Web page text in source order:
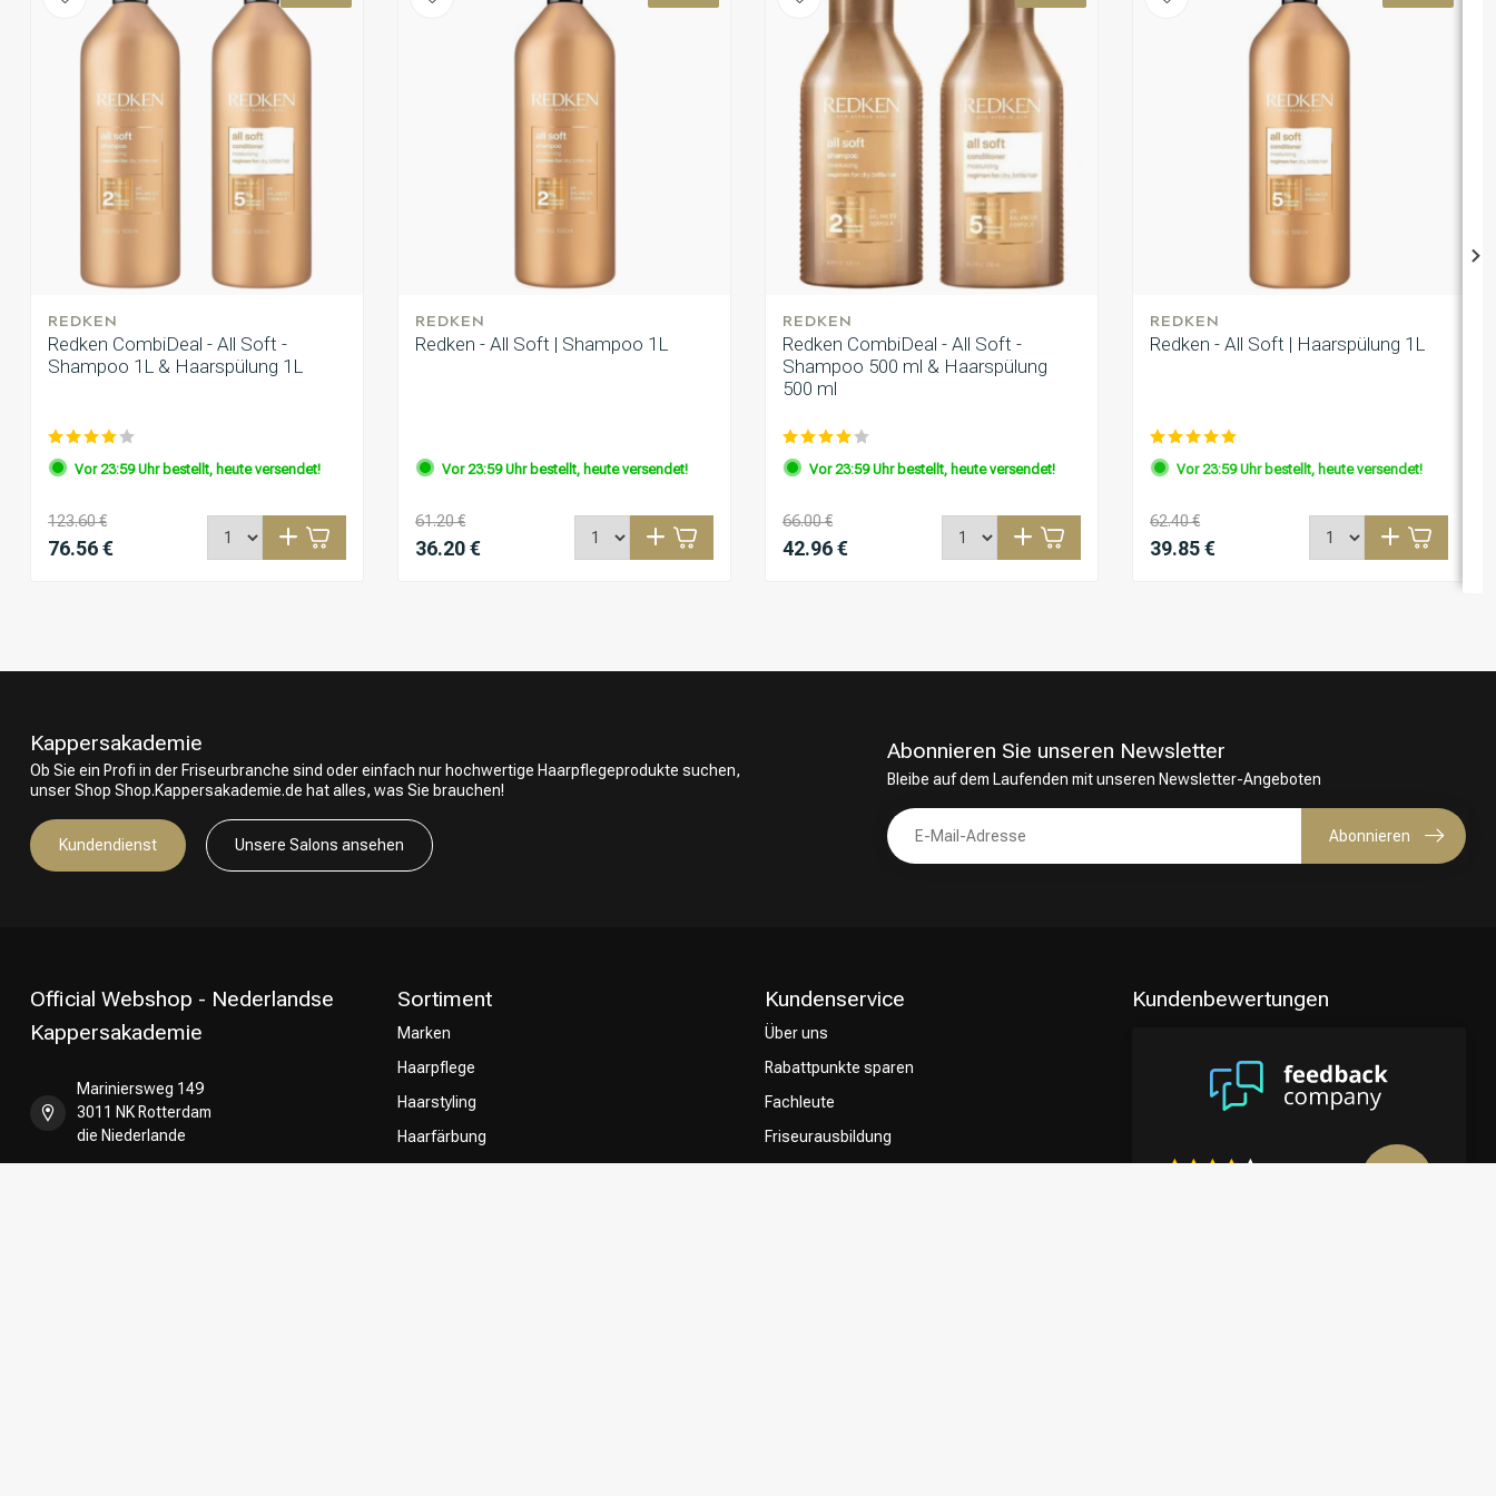
REDKEN
Redken CombiDeal - All Soft -
Shampoo 1L & Haarspülung 1L
Vor 23:59 Uhr bestellt, heute versendet!
123.60 €
76.56 €
REDKEN
Redken - All Soft | Shampoo 1L
Vor 23:59 Uhr bestellt, heute versendet!
61.20 €
36.20 €
REDKEN
Redken CombiDeal - All Soft -
Shampoo 500 ml & Haarspülung
500 ml
Vor 23:59 Uhr bestellt, heute versendet!
66.00 €
42.96 €
REDKEN
Redken - All Soft | Haarspülung 1L
Vor 23:59 Uhr bestellt, heute versendet!
62.40 €
39.85 €
Kappersakademie
Ob Sie ein Profi in der Friseurbranche sind oder einfach nur hochwertige Haarpflegeprodukte suchen,
unser Shop Shop.Kappersakademie.de hat alles, was Sie brauchen!
Kundendienst Unsere Salons ansehen
Abonnieren Sie unseren Newsletter
Bleibe auf dem Laufenden mit unseren Newsletter-Angeboten
Abonnieren
Official Webshop - Nederlandse
Kappersakademie
Mariniersweg 149
3011 NK Rotterdam
die Niederlande
Sortiment
Marken
Haarpflege
Haarstyling
Haarfärbung
Kundenservice
Über uns
Rabattpunkte sparen
Fachleute
Friseurausbildung
Kundenbewertungen